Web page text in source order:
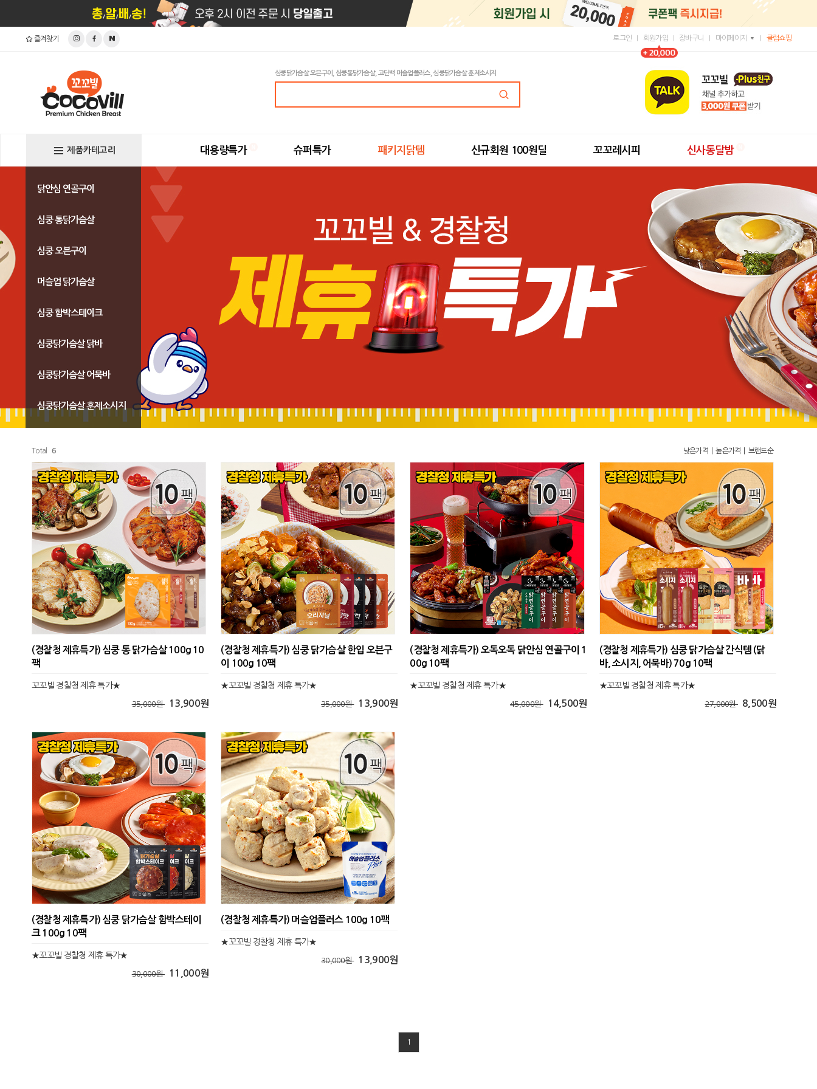
즐겨찾기 로그인 회원가입 장바구니 마이페이지 클럽쇼핑
심쿵닭가슴살 오븐구이, 심쿵통닭가슴살, 고단백 머슬업플러스, 심쿵닭가슴살 훈제소시지
대용량특가 슈퍼특가 패키지닭템 신규회원 100원딜 꼬꼬레시피 신사동달밤
제품카테고리
닭안심 연골구이
심쿵 통닭가슴살
심쿵 오븐구이
머슬업 닭가슴살
심쿵 함박스테이크
심쿵닭가슴살 닭바
심쿵닭가슴살 어묵바
심쿵닭가슴살 훈제소시지
Total 6 낮은가격 높은가격 브랜드순
(경찰청 제휴특가) 심쿵 통 닭가슴살 100g 10
팩
꼬꼬빌 경찰청 제휴 특가★
35,000원 13,900원
(경찰청 제휴특가) 심쿵 닭가슴살 한입 오븐구
이 100g 10팩
★꼬꼬빌 경찰청 제휴 특가★
35,000원 13,900원
(경찰청 제휴특가) 오독오독 닭안심 연골구이 1
00g 10팩
★꼬꼬빌 경찰청 제휴 특가★
45,000원 14,500원
(경찰청 제휴특가) 심쿵 닭가슴살 간식템 (닭
바, 소시지, 어묵바) 70g 10팩
★꼬꼬빌 경찰청 제휴 특가★
27,000원 8,500원
(경찰청 제휴특가) 심쿵 닭가슴살 함박스테이
크 100g 10팩
★꼬꼬빌 경찰청 제휴 특가★
30,000원 11,000원
(경찰청 제휴특가) 머슬업플러스 100g 10팩
★꼬꼬빌 경찰청 제휴 특가★
30,000원 13,900원
1